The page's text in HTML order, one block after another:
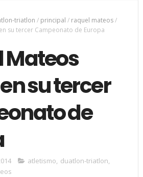
triatlon / principal / raquel mateos/
su tercer Campeonato de Europa
Mateos
su tercer
de
atletismo, duatlon-triatlon,